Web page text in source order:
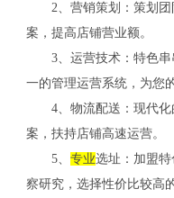
2、营销策划：策划团
案，提高店铺营业额。
3、运营技术：特色串
一的管理运营系统，为您
4、物流配送：现代化
案，扶持店铺高速运营。
5、 专业选址：加盟
察研究，选择性价比较高